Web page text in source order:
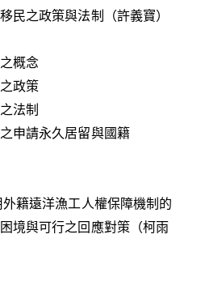
之政策與法制（許義寶）
概念
政策
法制
申請永久居留與國籍
籍遠洋漁工人權保障機制的
境與可行之回應對策（柯雨